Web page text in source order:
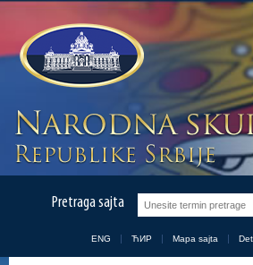
Pretraga sajta
ENG ЋИР Mapa sajta